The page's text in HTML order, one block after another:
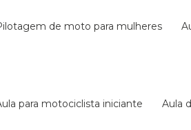
pilotagem de moto para mulheres
aula para motociclista iniciante